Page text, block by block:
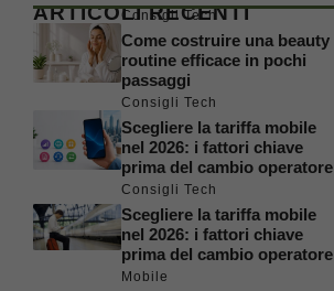
ARTICOLI RECENTI
Consigli Tech
Come costruire una beauty
routine efficace in pochi
passaggi
Consigli Tech
Scegliere la tariffa mobile
nel 2026: i fattori chiave
prima del cambio operatore
Consigli Tech
Scegliere la tariffa mobile
nel 2026: i fattori chiave
prima del cambio operatore
Mobile